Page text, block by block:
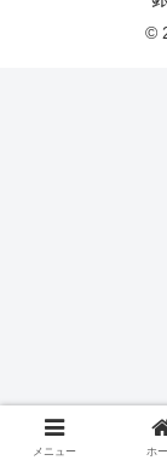
©
メニュー ホ